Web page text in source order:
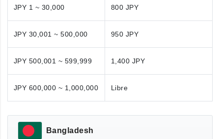
JPY 1 ~ 30,000 800 JPY
JPY 30,001 ~ 500,000 950 JPY
JPY 500,001 ~ 599,999 1,400 JPY
JPY 600,000 ~ 1,000,000 Libre
Bangladesh